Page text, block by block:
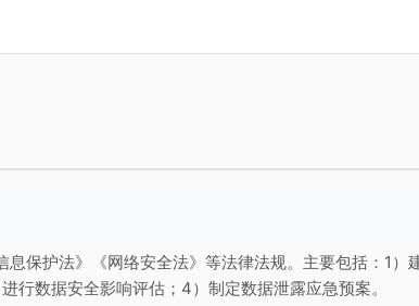
保护法》《网络安全法》等法律法规。主要包括：1）
行数据安全影响评估；4）制定数据泄露应急预案。